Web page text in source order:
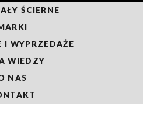
ŚCIERNE
I WYPRZEDAŻE
WIEDZY
NAS